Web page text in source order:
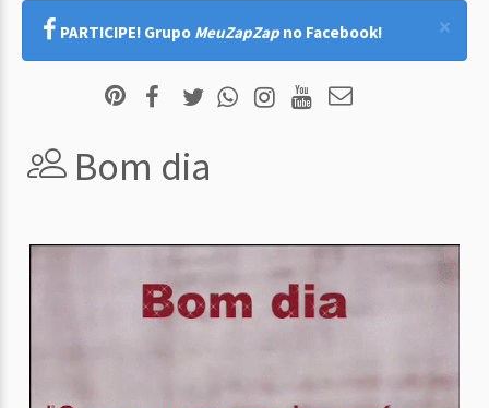
×
PARTICIPE! Grupo MeuZapZap no Facebook!
Bom dia